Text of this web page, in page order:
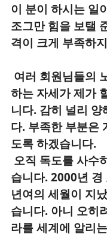
이 분이 하시는 일
조그만 힘을 보탤
격이 크게 부족하
여러 회원님들의
하는 자세가 제가
니다. 감히 널리
다. 부족한 부분은
도록 하겠습니다.
오직 독도를 사수
습니다. 2000년
년여의 세월이 지
습니다. 아니 오히
라를 세계에 알리